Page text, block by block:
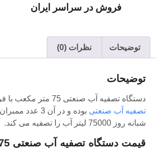
فروش در سراسر ایران
توضیحات نظرات (0)
توضیحات
دستگاه تصفیه آب صنعتی 75 متر مکعب با فرآیند اسمز معکوس و چند مرحله پیش تصفیه قادر به حذف بسیاری از آلاینده های موجود در آب است. این محصول صدرامهاب یکی از انواع
تصفیه آب صنعتی
شبانه روز 75000 لیتر آب را تصفیه می کند.
قیمت دستگاه تصفیه آب صنعتی 75 متر مکعب